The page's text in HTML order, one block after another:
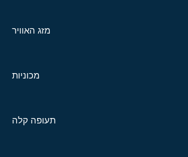
מזג האוויר
מכוניות
תעופה קלה